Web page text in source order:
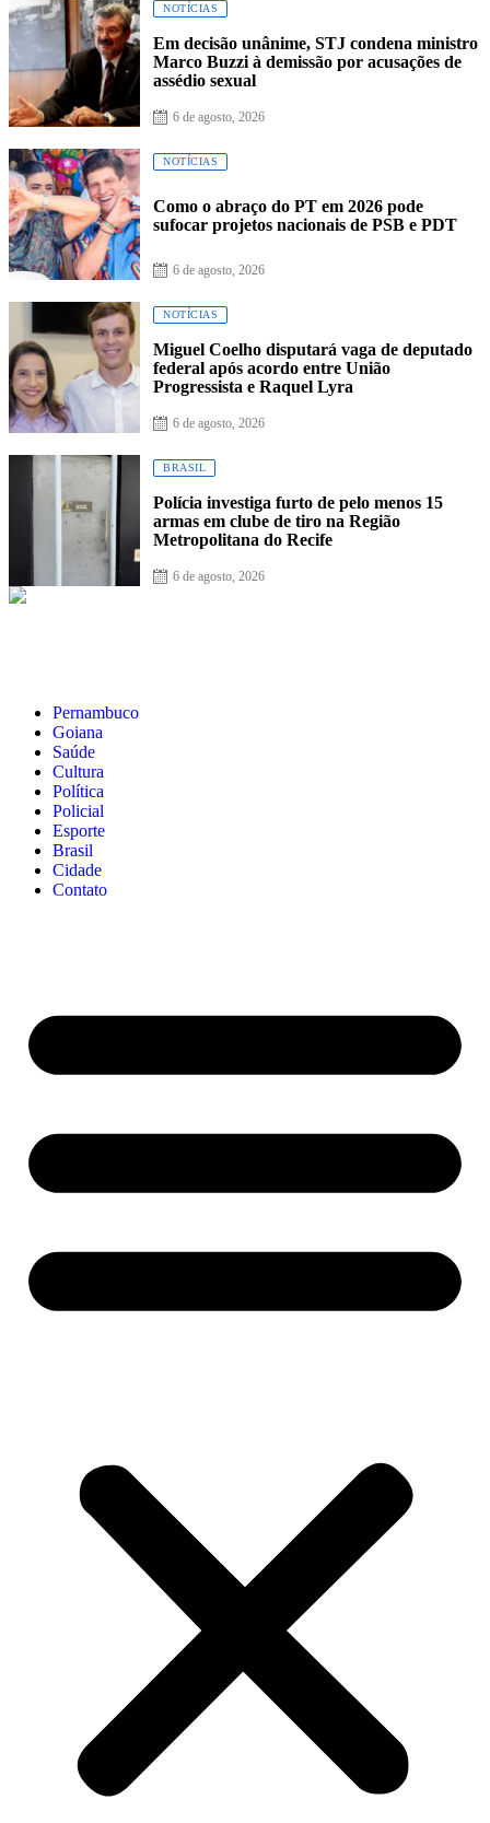
NOTÍCIAS
Em decisão unânime, STJ condena ministro
Marco Buzzi à demissão por acusações de
assédio sexual
6 de agosto, 2026
NOTÍCIAS
Como o abraço do PT em 2026 pode
sufocar projetos nacionais de PSB e PDT
6 de agosto, 2026
NOTÍCIAS
Miguel Coelho disputará vaga de deputado
federal após acordo entre União
Progressista e Raquel Lyra
6 de agosto, 2026
BRASIL
Polícia investiga furto de pelo menos 15
armas em clube de tiro na Região
Metropolitana do Recife
6 de agosto, 2026
Pernambuco
Goiana
Saúde
Cultura
Política
Policial
Esporte
Brasil
Cidade
Contato